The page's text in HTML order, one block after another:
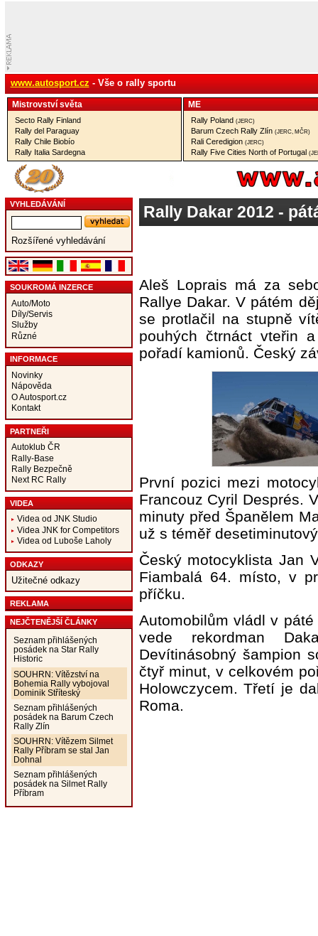
www.autosport.cz - Vše o rally sportu
Mistrovství­ světa
Secto Rally Finland
Rally del Paraguay
Rally Chile Biobío
Rally Italia Sardegna
ME
Rally Poland (JERC)
Barum Czech Rally Zlín (JERC, MČR)
Rali Ceredigion (JERC)
Rally Five Cities North of Portugal
VYHLEDÁVÁNÍ
Rozšířené vyhledávání
SOUKROMÁ INZERCE
Auto/Moto
Díly/Servis
Služby
Různé
INFORMACE
Novinky
Nápověda
O Autosport.cz
Kontakt
PARTNEŘI
Autoklub ČR
Rally-Base
Rally Bezpečně
Next RC Rally
VIDEA
Videa od JNK Studio
Videa JNK for Competitors
Videa od Luboše Laholy
ODKAZY
Užitečné odkazy
REKLAMA
NEJČTENĚJŠÍ ČLÁNKY
Seznam přihlášených
posádek na Star Rally
Historic
SOUHRN: Vítězství na
Bohemia Rally vybojoval
Dominik Stříteský
Seznam přihlášených
posádek na Barum Czech
Rally Zlín
SOUHRN: Vítězem Silmet
Rally Příbram se stal Jan
Dohnal
Seznam přihlášených
posádek na Silmet Rally
Příbram
Rally Dakar 2012 -
Aleš Loprais má za
Rallye Dakar. V pátém
se protlačil na stupně
pouhých čtrnáct vteřin
pořadí kamionů. Český
První pozici mezi
Francouz Cyril Després.
minuty před Španělem
už s téměř
Český motocyklista Jan
Fiambalá 64. místo, v
příčku.
Automobilům vládl v
vede rekordman
Devítinásobný šampion
čtyř minut, v celkovém
Holowczycem. Třetí je
Roma.